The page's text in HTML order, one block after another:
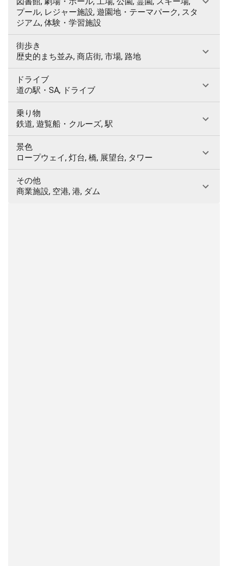
プール, レジャー施設, 遊園地・テーマパーク, スタ
ジアム, 体験・学習施設
街歩き
歴史的まち並み, 商店街, 市場, 路地
ドライブ
道の駅・SA, ドライブ
乗り物
鉄道, 遊覧船・クルーズ, 駅
景色
ロープウェイ, 灯台, 橋, 展望台, タワー
その他
商業施設, 空港, 港, ダム